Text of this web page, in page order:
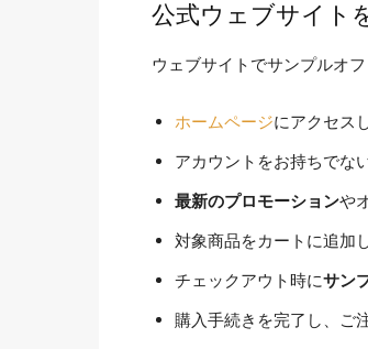
公式ウェブサイト
ウェブサイトでサンプルオ
ホームページにアクセスし
アカウントをお持ちでな
最新のプロモーションや
対象商品をカートに追加
チェックアウト時にサン
購入手続きを完了し、ご